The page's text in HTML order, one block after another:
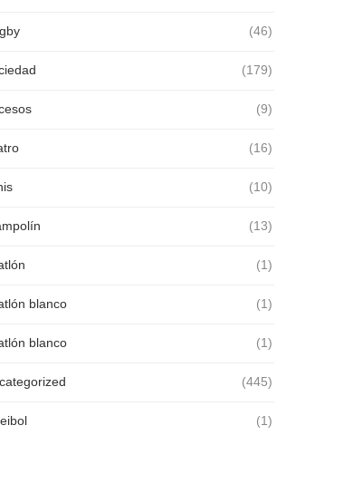
(46)
(179)
(9)
(16)
(10)
(13)
(1)
blanco (1)
blanco (1)
(445)
(1)